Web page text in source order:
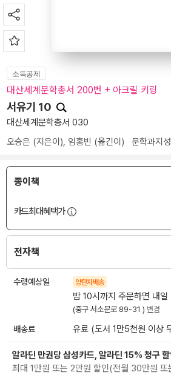
소득공제
대산세계문학총서 200번 + 아크릴 키링
서유기 10
대산세계문학총서 030
오승은 (지은이), 임홍빈 (옮긴이) 문학과지
종이책
카드최대혜택가
전자책
수령예상일 양탄자배송
밤 10시까지 주문하면 내일
(중구 서소문로 89-31 ) 변경
배송료 유료 (도서 1만5천원 이상
알라딘 만권당 삼성카드, 알라딘 15% 청구
최대 1만원 또는 2만원 할인(전월 30만원